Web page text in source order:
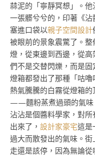
蒜泥的「寧靜冥想」。
一張髒兮兮的，印著《
塞進口袋以親子空間設計
被眼前的景象震驚了。
燈，從東邊到西邊，從
們不是交替閃爍，而是
燈箱都發出了那種「咕
熱氣騰騰的白霧從燈箱
——麵粉蒸煮過頭的氣味
沾沾是個醬料學家，對
出來了， 設計家豪宅這是
過大而散發出的氣味。
走還是該停，因為無論